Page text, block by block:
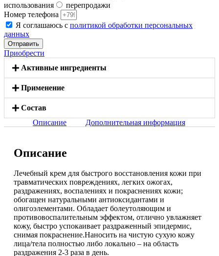
использования
перепродажи
Номер телефона
Я соглашаюсь с политикой обработки персональных
данных
Отправить
Приобрести
Активные ингредиенты
Применение
Состав
Описание
Дополнительная информация
Описание
Лечебный крем для быстрого восстановления кожи при
травматических повреждениях, легких ожогах,
раздражениях, воспалениях и покраснениях кожи;
обогащен натуральными антиоксидантами и
олигоэлементами. Обладает болеутоляющим и
противовоспалительным эффектом, отлично увлажняет
кожу, быстро успокаивает раздраженный эпидермис,
снимая покраснение.Наносить на чистую сухую кожу
лица/тела полностью либо локально – на область
раздражения 2-3 раза в день.